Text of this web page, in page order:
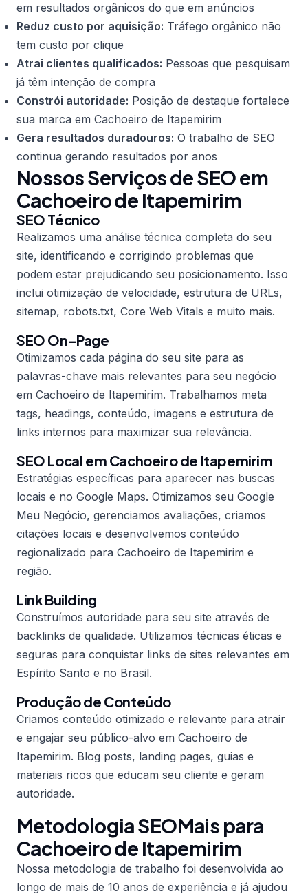
em resultados orgânicos do que em anúncios
Reduz custo por aquisição: Tráfego orgânico não
tem custo por clique
Atrai clientes qualificados: Pessoas que pesquisam
já têm intenção de compra
Constrói autoridade: Posição de destaque fortalece
sua marca em Cachoeiro de Itapemirim
Gera resultados duradouros: O trabalho de SEO
continua gerando resultados por anos
Nossos Serviços de SEO em
Cachoeiro de Itapemirim
SEO Técnico
Realizamos uma análise técnica completa do seu
site, identificando e corrigindo problemas que
podem estar prejudicando seu posicionamento. Isso
inclui otimização de velocidade, estrutura de URLs,
sitemap, robots.txt, Core Web Vitals e muito mais.
SEO On-Page
Otimizamos cada página do seu site para as
palavras-chave mais relevantes para seu negócio
em Cachoeiro de Itapemirim. Trabalhamos meta
tags, headings, conteúdo, imagens e estrutura de
links internos para maximizar sua relevância.
SEO Local em Cachoeiro de Itapemirim
Estratégias específicas para aparecer nas buscas
locais e no Google Maps. Otimizamos seu Google
Meu Negócio, gerenciamos avaliações, criamos
citações locais e desenvolvemos conteúdo
regionalizado para Cachoeiro de Itapemirim e
região.
Link Building
Construímos autoridade para seu site através de
backlinks de qualidade. Utilizamos técnicas éticas e
seguras para conquistar links de sites relevantes em
Espírito Santo e no Brasil.
Produção de Conteúdo
Criamos conteúdo otimizado e relevante para atrair
e engajar seu público-alvo em Cachoeiro de
Itapemirim. Blog posts, landing pages, guias e
materiais ricos que educam seu cliente e geram
autoridade.
Metodologia SEOMais para
Cachoeiro de Itapemirim
Nossa metodologia de trabalho foi desenvolvida ao
longo de mais de 10 anos de experiência e já ajudou